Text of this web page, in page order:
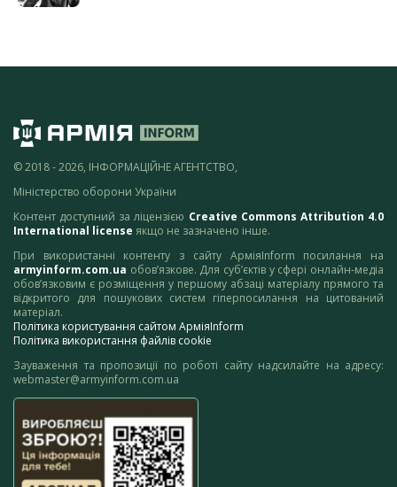
© 2018 - 2026, ІНФОРМАЦІЙНЕ АГЕНТСТВО,
Міністерство оборони України
Контент доступний за ліцензією Creative Commons Attribution 4.0
International license якщо не зазначено інше.
При використанні контенту з сайту АрміяInform посилання на
armyinform.com.ua обов’язкове. Для суб’єктів у сфері онлайн-медіа
обов’язковим є розміщення у першому абзаці матеріалу прямого та
відкритого для пошукових систем гіперпосилання на цитований
матеріал.
Політика користування сайтом АрміяInform
Політика використання файлів cookie
Зауваження та пропозиції по роботі сайту надсилайте на адресу:
webmaster@armyinform.com.ua